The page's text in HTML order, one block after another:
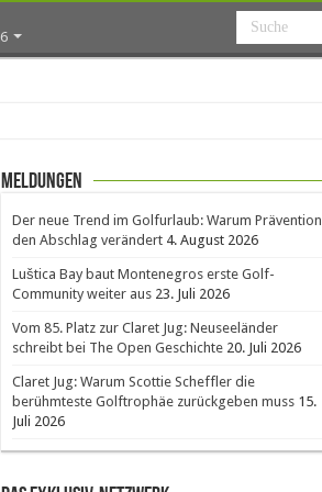
Meldungen
Der neue Trend im Golfurlaub: Warum Prävention
den Abschlag verändert 4. August 2026
Luštica Bay baut Montenegros erste Golf-
Community weiter aus 23. Juli 2026
Vom 85. Platz zur Claret Jug: Neuseeländer
schreibt bei The Open Geschichte 20. Juli 2026
Claret Jug: Warum Scottie Scheffler die
berühmteste Golftrophäe zurückgeben muss 15.
Juli 2026